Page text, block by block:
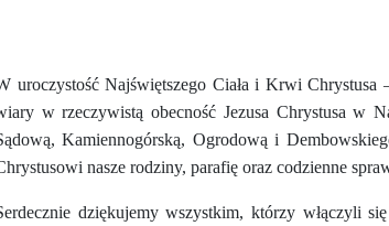
uroczystość Najświętszego Ciała i Krwi Chrystusa
w rzeczywistą obecność Jezusa Chrystusa w
Kamiennogórską, Ogrodową i
nasze rodziny, parafię oraz codzienne
dziękujemy wszystkim, którzy włączyli